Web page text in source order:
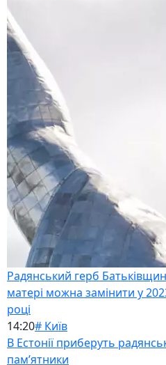
Радянський герб
матері можна замінити у
році
14:20# Київ
В Естонії приберуть
памʼятники